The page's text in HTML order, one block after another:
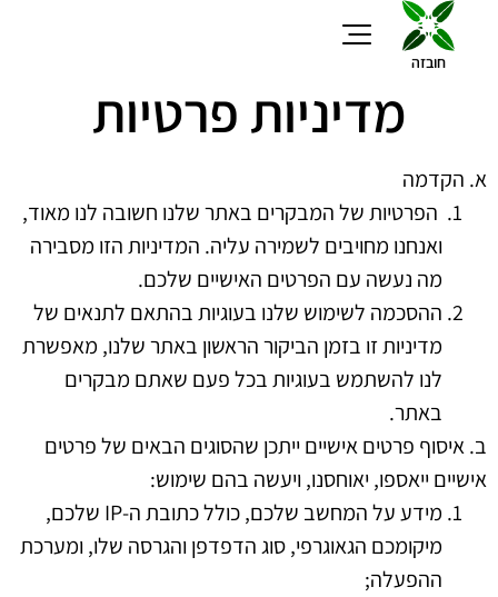
חובזה
מדיניות פרטיות
א. הקדמה
הפרטיות של המבקרים באתר שלנו חשובה לנו מאוד,
ואנחנו מחויבים לשמירה עליה. המדיניות הזו מסבירה
מה נעשה עם הפרטים האישיים שלכם.
ההסכמה לשימוש שלנו בעוגיות בהתאם לתנאים של
מדיניות זו בזמן הביקור הראשון באתר שלנו, מאפשרת
לנו להשתמש בעוגיות בכל פעם שאתם מבקרים
באתר.
ב. איסוף פרטים אישייםייתכן שהסוגים הבאים של פרטים
אישיים ייאספו, יאוחסנו, ויעשה בהם שימוש:
מידע על המחשב שלכם, כולל כתובת ה-IP שלכם,
מיקומכם הגאוגרפי, סוג הדפדפן והגרסה שלו, ומערכת
ההפעלה;